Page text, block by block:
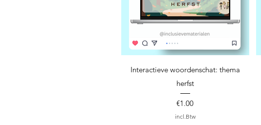
Snel overzicht
Interactieve woordenschat: thema
herfst
Prijs
€1.00
incl.Btw